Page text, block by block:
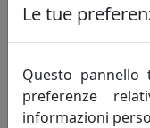
Le tue
Questo
preferenze
informazioni